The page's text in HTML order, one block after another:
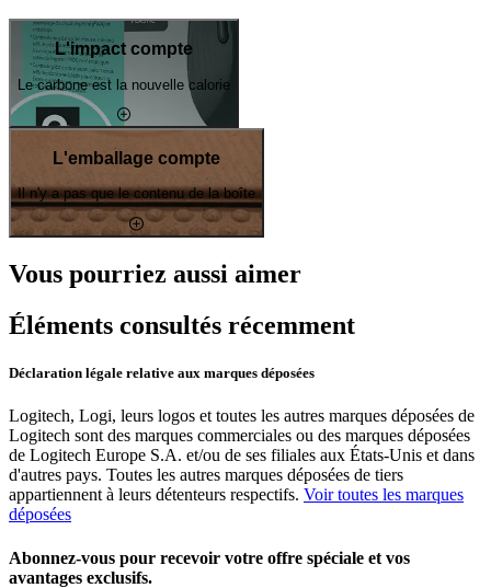
L'impact compte
Le carbone est la nouvelle calorie
L'emballage compte
Il n'y a pas que le contenu de la boîte
Vous pourriez aussi aimer
Éléments consultés récemment
Déclaration légale relative aux marques déposées
Logitech, Logi, leurs logos et toutes les autres marques déposées de
Logitech sont des marques commerciales ou des marques déposées
de Logitech Europe S.A. et/ou de ses filiales aux États-Unis et dans
d'autres pays. Toutes les autres marques déposées de tiers
appartiennent à leurs détenteurs respectifs. Voir toutes les marques
déposées
Abonnez-vous pour recevoir votre offre spéciale et vos
avantages exclusifs.